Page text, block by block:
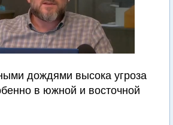
дождями высока угроза
в южной и восточной